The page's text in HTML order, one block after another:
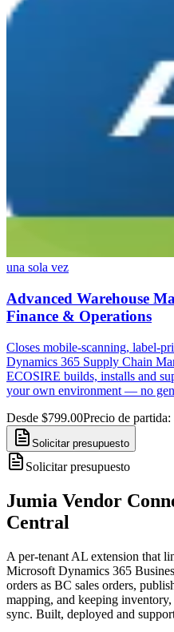
una sola vez
Advanced Warehouse
Finance & Operations
Closes mobile-scanning, label-
Dynamics 365 Supply Chain
ECOSIRE builds, installs and
your own environment — no
Desde $799.00Precio de partida:
Solicitar presupuesto
Solicitar presupuesto
Jumia Vendor
Central
A per-tenant AL extension that
Microsoft Dynamics 365
orders as BC sales orders,
mapping, and keeping
sync. Built, deployed and